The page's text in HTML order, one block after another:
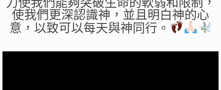
使我們更深認識神，並且明白神的心
意，以致可以每天與神同行。